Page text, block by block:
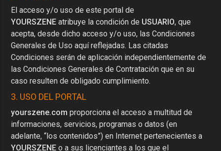
El acceso y/o uso de este portal de
YOURSZENE atribuye la condición de USUARIO, que
acepta, desde dicho acceso y/o uso, las Condiciones
Generales de Uso aquí reflejadas. Las citadas
Condiciones serán de aplicación independientemente de
las Condiciones Generales de Contratación que en su
caso resulten de obligado cumplimiento.
3. USO DEL PORTAL
yourszene.com proporciona el acceso a multitud de
informaciones, servicios, programas o datos (en
adelante, “los contenidos”) en Internet pertenecientes a
YOURSZENE o a sus licenciantes a los que el